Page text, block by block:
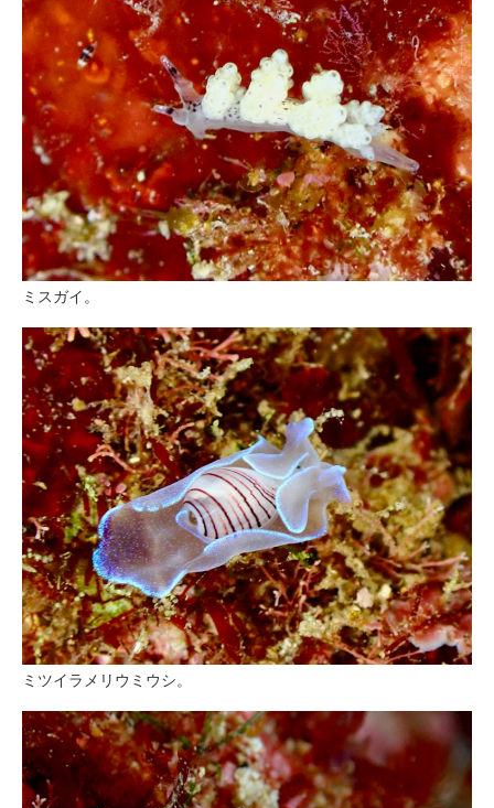
ミスガイ。
ミツイラメリウミウシ。